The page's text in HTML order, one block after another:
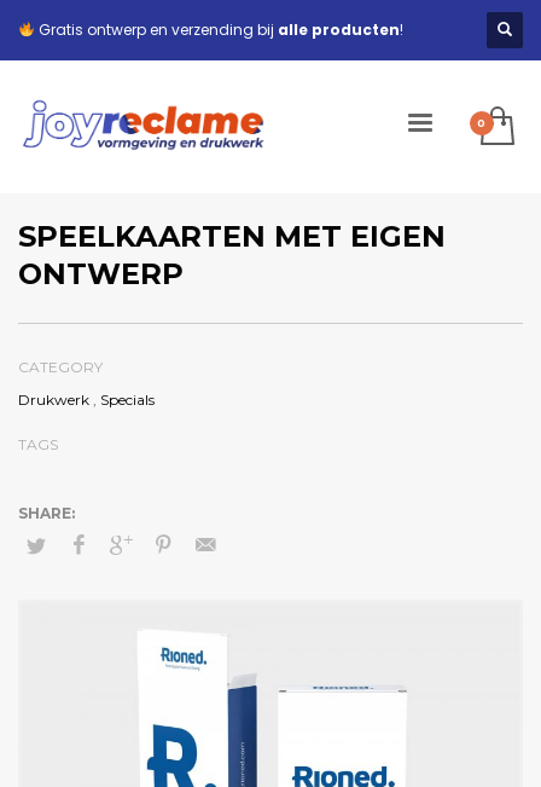
Gratis ontwerp en verzending bij alle producten!
SPEELKAARTEN MET EIGEN
ONTWERP
CATEGORY
Drukwerk , Specials
TAGS